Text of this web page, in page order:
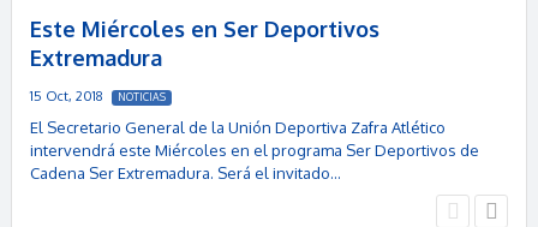
Este Miércoles en Ser Deportivos
Extremadura
15 Oct, 2018 NOTICIAS
El Secretario General de la Unión Deportiva Zafra Atlético
intervendrá este Miércoles en el programa Ser Deportivos de
Cadena Ser Extremadura. Será el invitado…